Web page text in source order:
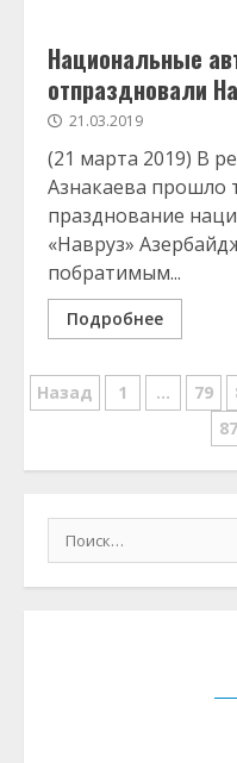
Национальные
отпраздновали
21.03.2019
(21 марта 2019) В
Азнакаева прошло
празднование
«Навруз»
побратимым...
Подробнее
Posts
Назад 1 … 79
87
Найти: